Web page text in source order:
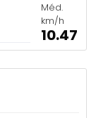
Méd.
km/h
10.47